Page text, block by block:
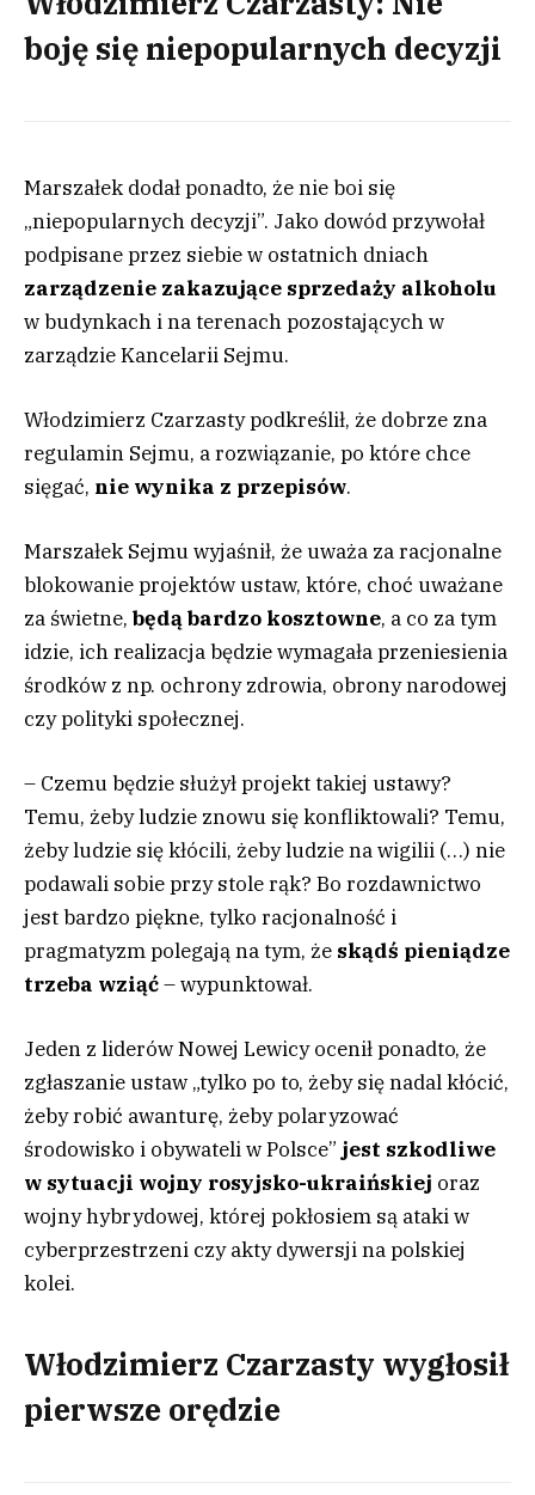
boję się niepopularnych decyzji
Marszałek dodał ponadto, że nie boi się
„niepopularnych decyzji”. Jako dowód przywołał
podpisane przez siebie w ostatnich dniach
zarządzenie zakazujące sprzedaży alkoholu
w budynkach i na terenach pozostających w
zarządzie Kancelarii Sejmu.
Włodzimierz Czarzasty podkreślił, że dobrze zna
regulamin Sejmu, a rozwiązanie, po które chce
sięgać, nie wynika z przepisów.
Marszałek Sejmu wyjaśnił, że uważa za racjonalne
blokowanie projektów ustaw, które, choć uważane
za świetne, będą bardzo kosztowne, a co za tym
idzie, ich realizacja będzie wymagała przeniesienia
środków z np. ochrony zdrowia, obrony narodowej
czy polityki społecznej.
– Czemu będzie służył projekt takiej ustawy?
Temu, żeby ludzie znowu się konfliktowali? Temu,
żeby ludzie się kłócili, żeby ludzie na wigilii (…) nie
podawali sobie przy stole rąk? Bo rozdawnictwo
jest bardzo piękne, tylko racjonalność i
pragmatyzm polegają na tym, że skądś pieniądze
trzeba wziąć– wypunktował.
Jeden z liderów Nowej Lewicy ocenił ponadto, że
zgłaszanie ustaw „tylko po to, żeby się nadal kłócić,
żeby robić awanturę, żeby polaryzować
środowisko i obywateli w Polsce” jest szkodliwe
w sytuacji wojny rosyjsko-ukraińskiej oraz
wojny hybrydowej, której pokłosiem są ataki w
cyberprzestrzeni czy akty dywersji na polskiej
kolei.
Włodzimierz Czarzasty wygłosił
pierwsze orędzie